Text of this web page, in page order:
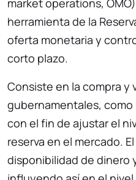
herramienta de la
oferta monetaria y
corto plazo.
Consiste en la compra y
gubernamentales, como
con el fin de ajustar el
reserva en el mercado.
disponibilidad de dinero